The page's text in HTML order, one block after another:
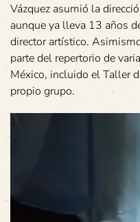
Vázquez asumió la
aunque ya lleva 13 años
director artístico.
parte del repertorio de
México, incluido el Taller
propio grupo.